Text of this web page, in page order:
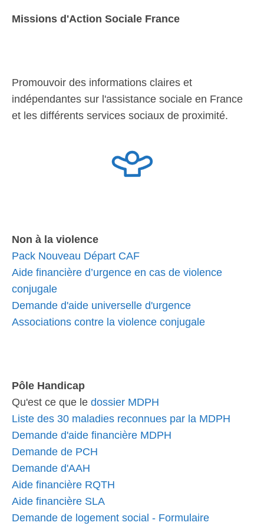
Missions d'Action Sociale France
Promouvoir des informations claires et
indépendantes sur l'assistance sociale en France
et les différents services sociaux de proximité.
Non à la violence
Pack Nouveau Départ CAF
Aide financière d’urgence en cas de violence
conjugale
Demande d'aide universelle d'urgence
Associations contre la violence conjugale
Pôle Handicap
Qu'est ce que le dossier MDPH
Liste des 30 maladies reconnues par la MDPH
Demande d'aide financière MDPH
Demande de PCH
Demande d'AAH
Aide financière RQTH
Aide financière SLA
Demande de logement social - Formulaire